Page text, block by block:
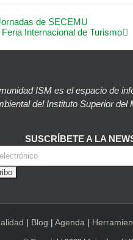
de SECEMU
Feria Internacional de Turismo
ISM es el espacio de
del Instituto Superior
SUSCRÍBETE A LA
| Blog |Agenda |